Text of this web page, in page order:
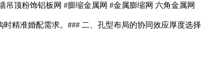
顶粉饰铝板网 #膨缩金属网 #金属膨缩网 六角金属网
精准婚配需求。### 二、孔型布局的协同效应厚度选择